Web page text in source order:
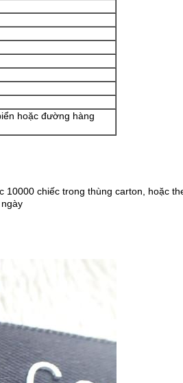
hoặc đường hàng
chiếc trong thùng carton, hoặc